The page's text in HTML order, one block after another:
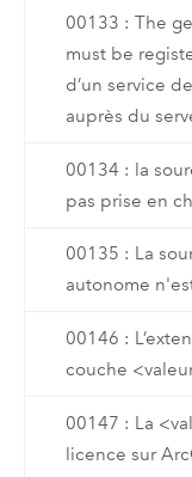
00133 : The
must be
d’un service
auprès du
00134 : la
pas prise en
00135 : La
autonome
00146 :
couche
00147 : La
licence sur